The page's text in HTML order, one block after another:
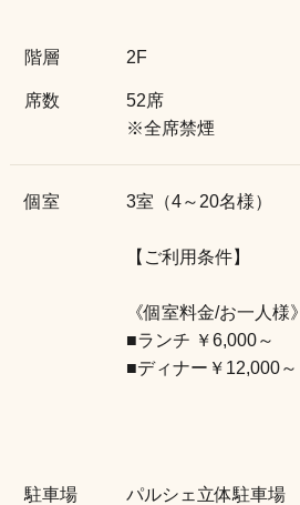
階層 2F
席数
52席
※全席禁煙
個室 3室（4～20名様）
【ご利用条件】
《個室料金/お一人様》
■ランチ ￥6,000～
■ディナー￥12,000～
駐車場
パルシェ立体駐車場